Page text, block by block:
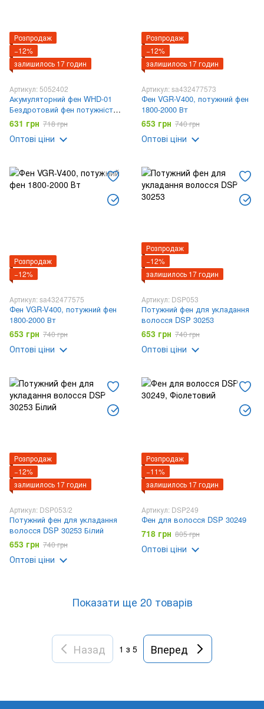
Розпродаж
−12%
залишилось 17 годин
Артикул: 5052402
Акумуляторний фен WHD-01
Бездротовий фен потужністю
500 Вт
631 грн 718 грн
Оптові ціни
Розпродаж
−12%
залишилось 17 годин
Артикул: sa432477573
Фен VGR-V400, потужний фен
1800-2000 Вт
653 грн 740 грн
Оптові ціни
Розпродаж
−12%
Артикул: sa432477575
Фен VGR-V400, потужний фен
1800-2000 Вт
653 грн 740 грн
Оптові ціни
Розпродаж
−12%
залишилось 17 годин
Артикул: DSP053
Потужний фен для укладання
волосся DSP 30253
653 грн 740 грн
Оптові ціни
Розпродаж
−12%
залишилось 17 годин
Артикул: DSP053/2
Потужний фен для укладання
волосся DSP 30253 Білий
653 грн 740 грн
Оптові ціни
Розпродаж
−11%
залишилось 17 годин
Артикул: DSP249
Фен для волосся DSP 30249
718 грн 805 грн
Оптові ціни
Показати ще 20 товарів
Назад 1 з 5 Вперед